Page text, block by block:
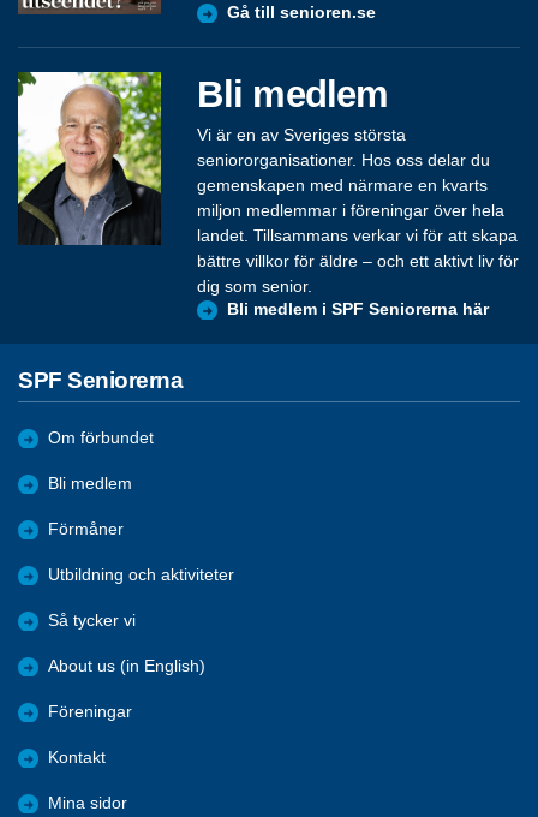
Gå till senioren.se
Bli medlem
Vi är en av Sveriges största
seniororganisationer. Hos oss delar du
gemenskapen med närmare en kvarts
miljon medlemmar i föreningar över hela
landet. Tillsammans verkar vi för att skapa
bättre villkor för äldre – och ett aktivt liv för
dig som senior.
Bli medlem i SPF Seniorerna här
SPF Seniorerna
Om förbundet
Bli medlem
Förmåner
Utbildning och aktiviteter
Så tycker vi
About us (in English)
Föreningar
Kontakt
Mina sidor